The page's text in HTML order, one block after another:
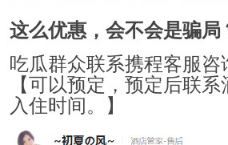
这么优惠，会不会是骗局
吃瓜群众联系携程客服
【可以预定，预定后联
入住时间。】